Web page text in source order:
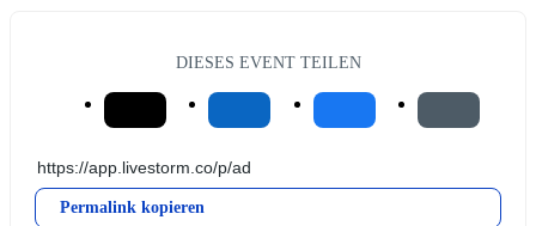
DIESES EVENT TEILEN
Permalink kopieren